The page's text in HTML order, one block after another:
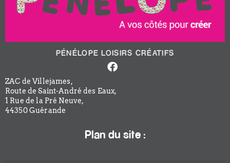
PÉNÉLOPE LOISIRS CRÉATIFS
Facebook-
f
ZAC de Villejames,
Route de Saint-André des Eaux,
1 Rue de la Pré Neuve,
44350 Guérande
Plan du site :